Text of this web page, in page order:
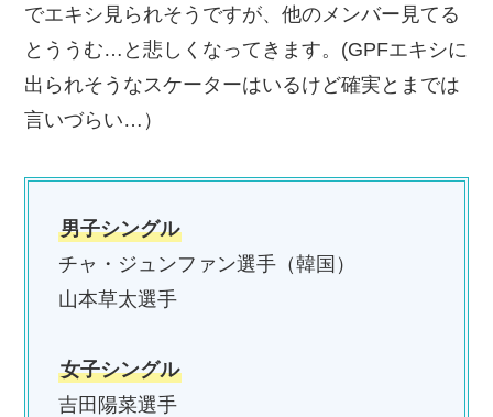
でエキシ見られそうですが、他のメンバー見てる
とううむ…と悲しくなってきます。(GPFエキシに
出られそうなスケーターはいるけど確実とまでは
言いづらい…）
男子シングル
チャ・ジュンファン選手（韓国）
山本草太選手
女子シングル
吉田陽菜選手